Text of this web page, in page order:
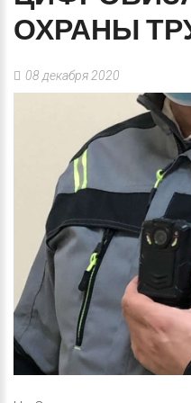
ОХРАНЫ
08 декабря 2020